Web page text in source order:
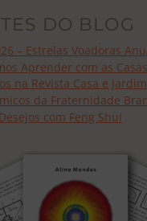
DO BLOG
– Estrelas Voadoras
Aprender com as
na Revista Casa e Jardim
da Fraternidade
com Feng Shui